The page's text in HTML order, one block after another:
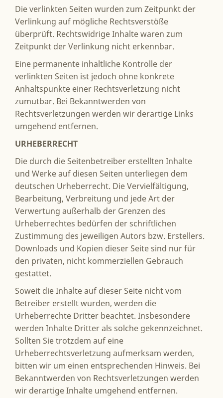
Die verlinkten Seiten wurden zum Zeitpunkt der
Verlinkung auf mögliche Rechtsverstöße
überprüft. Rechtswidrige Inhalte waren zum
Zeitpunkt der Verlinkung nicht erkennbar.
Eine permanente inhaltliche Kontrolle der
verlinkten Seiten ist jedoch ohne konkrete
Anhaltspunkte einer Rechtsverletzung nicht
zumutbar. Bei Bekanntwerden von
Rechtsverletzungen werden wir derartige Links
umgehend entfernen.
URHEBERRECHT
Die durch die Seitenbetreiber erstellten Inhalte
und Werke auf diesen Seiten unterliegen dem
deutschen Urheberrecht. Die Vervielfältigung,
Bearbeitung, Verbreitung und jede Art der
Verwertung außerhalb der Grenzen des
Urheberrechtes bedürfen der schriftlichen
Zustimmung des jeweiligen Autors bzw. Erstellers.
Downloads und Kopien dieser Seite sind nur für
den privaten, nicht kommerziellen Gebrauch
gestattet.
Soweit die Inhalte auf dieser Seite nicht vom
Betreiber erstellt wurden, werden die
Urheberrechte Dritter beachtet. Insbesondere
werden Inhalte Dritter als solche gekennzeichnet.
Sollten Sie trotzdem auf eine
Urheberrechtsverletzung aufmerksam werden,
bitten wir um einen entsprechenden Hinweis. Bei
Bekanntwerden von Rechtsverletzungen werden
wir derartige Inhalte umgehend entfernen.